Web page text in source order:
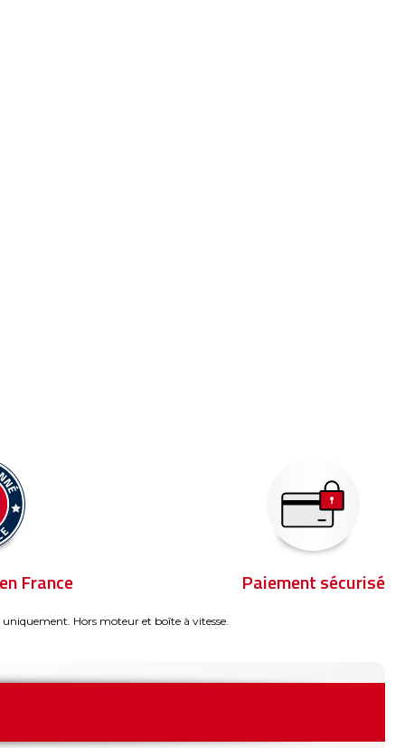
France Paiement sécurisé
Hors moteur et boîte à vitesse.